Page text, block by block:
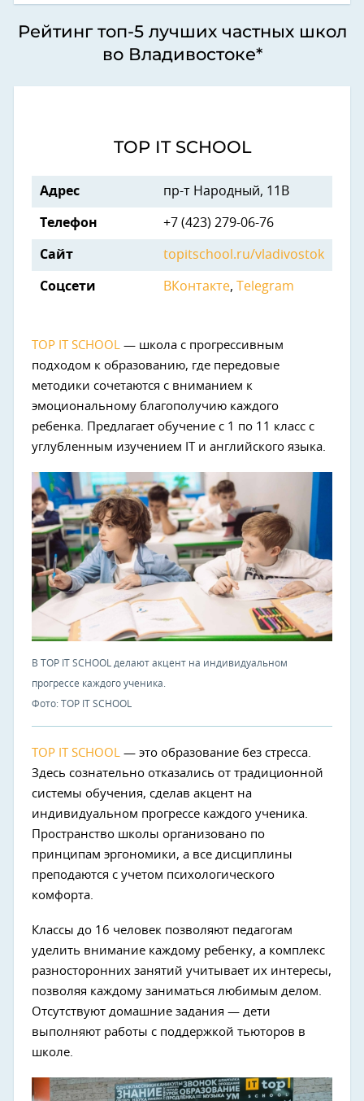
Рейтинг топ-5 лучших частных школ
во Владивостоке*
TOP IT SCHOOL
Адрес пр-т Народный, 11В
Телефон +7 (423) 279-06-76
Сайт topitschool.ru/vladivostok
Соцсети ВКонтакте, Telegram
TOP IT SCHOOL — школа с прогрессивным
подходом к образованию, где передовые
методики сочетаются с вниманием к
эмоциональному благополучию каждого
ребенка. Предлагает обучение с 1 по 11 класс с
углубленным изучением IT и английского языка.
В TOP IT SCHOOL делают акцент на индивидуальном
прогрессе каждого ученика.
Фото: TOP IT SCHOOL
TOP IT SCHOOL — это образование без стресса.
Здесь сознательно отказались от традиционной
системы обучения, сделав акцент на
индивидуальном прогрессе каждого ученика.
Пространство школы организовано по
принципам эргономики, а все дисциплины
преподаются с учетом психологического
комфорта.
Классы до 16 человек позволяют педагогам
уделить внимание каждому ребенку, а комплекс
разносторонних занятий учитывает их интересы,
позволяя каждому заниматься любимым делом.
Отсутствуют домашние задания — дети
выполняют работы с поддержкой тьюторов в
школе.